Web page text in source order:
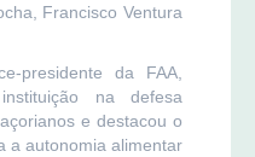
Francisco Ventura
presidente da FAA,
na defesa
e destacou o
a autonomia alimentar